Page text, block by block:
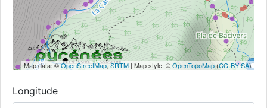
Map data: ©OpenStreetMap,SRTM | Map style: ©OpenTopoMap(CC-BY-SA)
Longitude